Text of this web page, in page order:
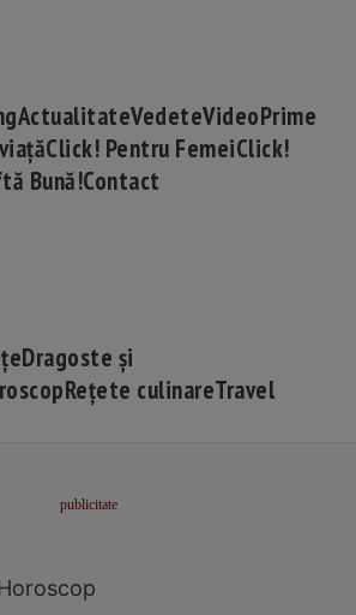
ActualitateVedeteVideoPrime
Click! Pentru FemeiClick!
Bună!Contact
Dragoste și
Rețete culinareTravel